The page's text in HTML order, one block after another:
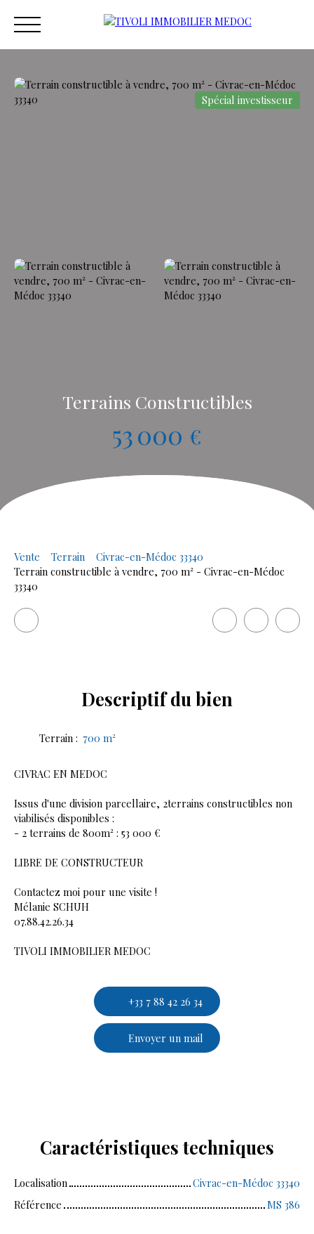
Spécial investisseur
Terrains Constructibles
53 000 €
Vente Terrain
Civrac-en-Médoc 33340
Terrain constructible à vendre, 700 m² - Civrac-en-Médoc
33340
Descriptifdu bien
Terrain : 700 m²
CIVRAC EN MEDOC
Issus d'une division parcellaire, 2terrains constructibles non
viabilisés disponibles :
- 2 terrains de 800m² : 53 000 €
LIBRE DE CONSTRUCTEUR
Contactez moi pour une visite !
Mélanie SCHUH
07.88.42.26.34
TIVOLI IMMOBILIER MEDOC
+33 7 88 42 26 34
Envoyer un mail
Caractéristiques techniques
Localisation
Civrac-en-Médoc 33340
Référence
MS 386